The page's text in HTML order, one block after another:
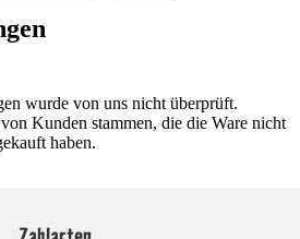
wurde von uns nicht überprüft.
Kunden stammen, die die Ware nicht
haben.